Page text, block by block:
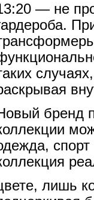
— не
бренд
лишь